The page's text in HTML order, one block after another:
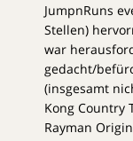
JumpnRuns
Stellen)
war
gedacht/
(insgesamt
Kong Country
Rayman